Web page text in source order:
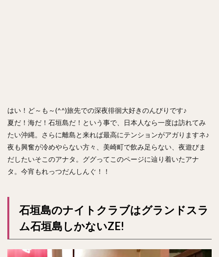
はい！ど～も～(^^)旅先での深夜徘徊大好きのんびりです♪
夏だ！海だ！石垣島だ！という事で、日本人なら一度は訪れてみ
たい沖縄。さらに離島と来れば最高にテンションがアガりますネ♪
夜も興奮が冷めやらない方々、美崎町で飲み足らない、夜遊びま
だしたいそこのアナタ。ググってこのページに辿り着いたアナ
タ。今宵もれっつだんしんぐ！！
石垣島のナイトクラブはグランドスラ
ム石垣島しかないZE!